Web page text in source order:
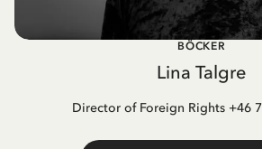
BÖCKER
Lina Talgre
Director of Foreign Rights +46